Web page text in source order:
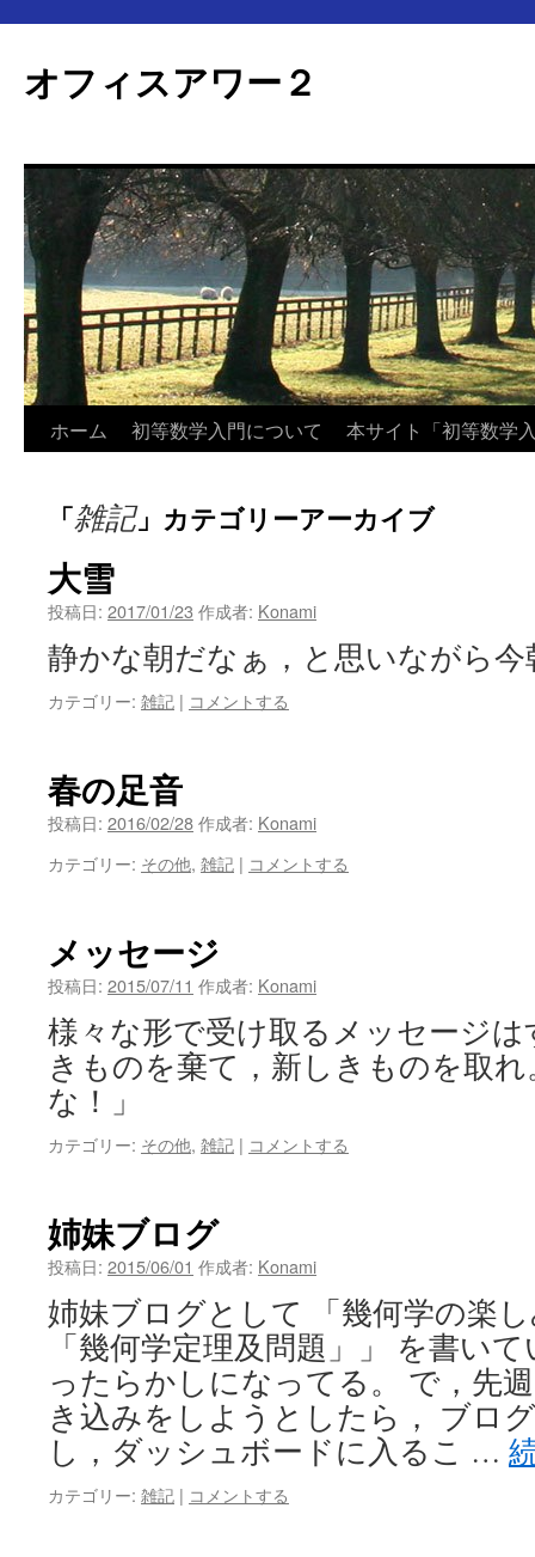
オフィスアワー２
ツ
へ
ス
ッ
プ
ホーム 初等数学入門について 本サイト「初等数学
「雑記」カテゴリーアーカイブ
大雪
投稿日: 2017/01/23 作成者: Konami
静かな朝だなぁ，と思いながら
カテゴリー: 雑記 | コメントする
春の足音
投稿日: 2016/02/28作成者: Konami
カテゴリー: その他, 雑記 | コメントする
メッセージ
投稿日: 2015/07/11 作成者: Konami
様々な形で受け取るメッセージ
きものを棄て，新しきものを取
な！」
カテゴリー: その他, 雑記 | コメントする
姉妹ブログ
投稿日: 2015/06/01 作成者: Konami
姉妹ブログとして 「幾何学の楽
「幾何学定理及問題」」 を書い
ったらかしになってる。 で，先
き込みをしようとしたら， ブロ
し，ダッシュボードに入るこ …
カテゴリー: 雑記 | コメントする